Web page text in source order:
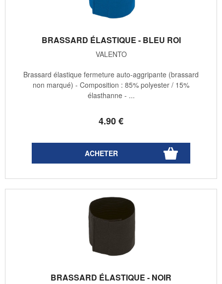
BRASSARD ÉLASTIQUE - BLEU ROI
VALENTO
4.90€
Brassard élastique fermeture auto-aggripante (brassard
non marqué) - Composition : 85% polyester / 15%
élasthanne - ...
BRASSARD ÉLASTIQUE - NOIR